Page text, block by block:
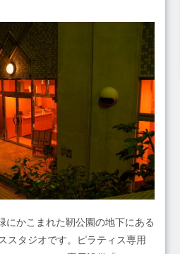
にかこまれた靭公園の地下にある
スタジオです。ピラティス専用